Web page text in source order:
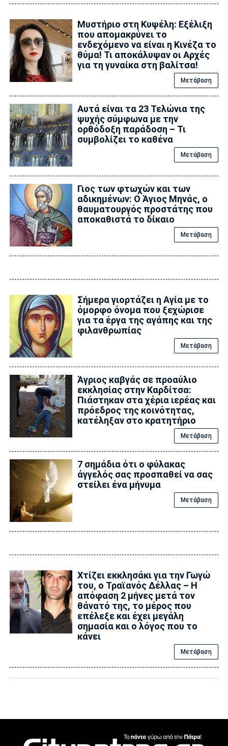
Μυστήριο στη Κυψέλη: Εξέλιξη
που απομακρύνει το
ενδεχόμενο να είναι η Κινέζα το
θύμα! Τι αποκάλυψαν οι Αρχές
για τη γυναίκα στη βαλίτσα!
Μετάβαση
Αυτά είναι τα 23 Τελώνια της
ψυχής σύμφωνα με την
ορθόδοξη παράδοση – Τι
συμβολίζει το καθένα
Μετάβαση
Γιος των φτωχών και των
αδικημένων: Ο Άγιος Μηνάς, ο
θαυματουργός προστάτης που
αποκαθιστά το δίκαιο
Μετάβαση
Σήμερα γιορτάζει η Αγία με το
όμορφο όνομα που ξεχώρισε
για τα έργα της αγάπης και της
φιλανθρωπίας
Μετάβαση
Άγριος καβγάς σε προαύλιο
εκκλησίας στην Καρδίτσα:
Πιάστηκαν στα χέρια ιερέας και
πρόεδρος της κοινότητας,
κατέληξαν στο κρατητήριο
Μετάβαση
7 σημάδια ότι ο φύλακας
άγγελός σας προσπαθεί να σας
στείλει ένα μήνυμα
Μετάβαση
Xτίζει εκκλησάκι για την Γωγώ
του, ο Τραϊανός Δέλλας – Η
απόφαση 2 μήνες μετά τον
θάνατό της, το μέρος που
επέλεξε και έχει μεγάλη
σημασία και ο λόγος που το
κάνει
Μετάβαση